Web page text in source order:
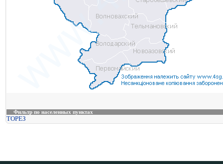
Фильтр по населенных пунктах
ТОРЕЗ